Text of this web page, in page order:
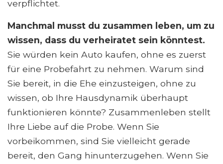
verpflichtet.
Manchmal musst du zusammen leben, um zu
wissen, dass du verheiratet sein könntest.
Sie würden kein Auto kaufen, ohne es zuerst
für eine Probefahrt zu nehmen. Warum sind
Sie bereit, in die Ehe einzusteigen, ohne zu
wissen, ob Ihre Hausdynamik überhaupt
funktionieren könnte? Zusammenleben stellt
Ihre Liebe auf die Probe. Wenn Sie
vorbeikommen, sind Sie vielleicht gerade
bereit, den Gang hinunterzugehen. Wenn Sie